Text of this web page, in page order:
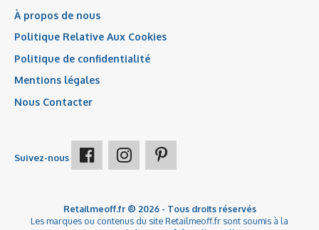
À propos de nous
Politique Relative Aux Cookies
Politique de confidentialité
Mentions légales
Nous Contacter
Suivez-nous
Retailmeoff.fr ® 2026 - Tous droits réservés
Les marques ou contenus du site Retailmeoff.fr sont soumis à la